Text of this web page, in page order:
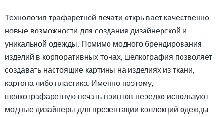
Технология трафаретной печати открывает качественно
новые возможности для создания дизайнерской и
уникальной одежды. Помимо модного брендирования
изделий в корпоративных тонах, шелкография позволяет
создавать настоящие картины на изделиях из ткани,
картона либо пластика. Именно поэтому,
шелкотрафаретную печать принтов нередко используют
модные дизайнеры для презентации коллекций одежды